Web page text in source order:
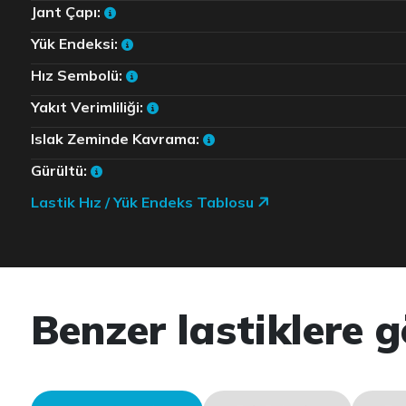
Jant Çapı:
Yük Endeksi:
Hız Sembolü:
Yakıt Verimliliği:
Islak Zeminde Kavrama:
Gürültü:
Lastik Hız / Yük Endeks Tablosu
Benzer lastiklere